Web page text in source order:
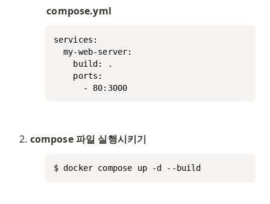
compose.yml
services:
  my-web-server:
    build: .
    ports:
      - 80:3000
compose 파일 실행시키기
$ docker compose up -d --build